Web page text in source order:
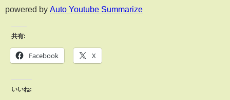
powered by Auto Youtube Summarize
共有:
Facebook X
いいね: